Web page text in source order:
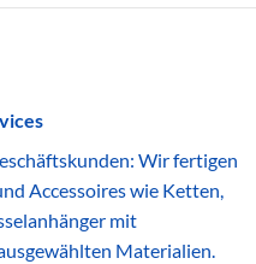
Wir fertigen
Accessoires wie Ketten,
mit
Materialien.